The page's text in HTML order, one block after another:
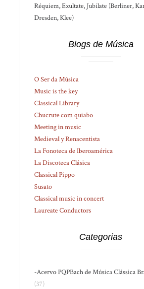
Réquiem, Exultate, Jubilate (Berliner,
Dresden, Klee)
Blogs de Música
O Ser da Música
Music is the key
Classical Library
Chucrute com quiabo
Meeting in music
Medieval y Renacentista
La Fonoteca de Iberoamérica
La Discoteca Clásica
Classical Pippo
Susato
Classical music in concert
Laureate Conductors
Categorias
-Acervo PQPBach de Música Clássica
(37)